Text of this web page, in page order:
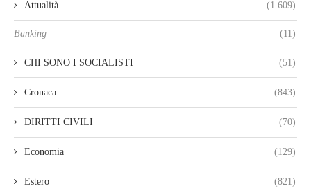
Attualità (1.609)
Banking (11)
CHI SONO I SOCIALISTI (51)
Cronaca (843)
DIRITTI CIVILI (70)
Economia (129)
Estero (821)